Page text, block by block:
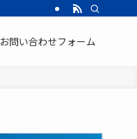
お問い合わせフォーム